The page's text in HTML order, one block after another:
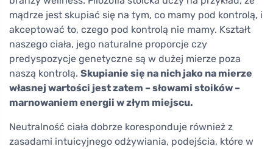
mądrze jest skupiać się na tym, co mamy pod kontrolą, i
akceptować to, czego pod kontrolą nie mamy. Kształt
naszego ciała, jego naturalne proporcje czy
predyspozycje genetyczne są w dużej mierze poza
naszą kontrolą. Skupianie się na nich jako na mierze
własnej wartości jest zatem – słowami stoików –
marnowaniem energii w złym miejscu.
Neutralność ciała dobrze koresponduje również z
zasadami intuicyjnego odżywiania, podejścia, które w